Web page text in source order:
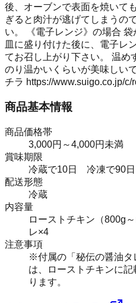
後、オーブンで表面を焼いて
ぎると肉汁が逃げてしまうの
い。 《電子レンジ》の場合
皿に盛り付けた後に、電子レ
てお召し上がり下さい。 温め
のり温かいくらいが美味しい
チラ https://www.suigo.co.jp/c/
商品基本情報
商品価格帯
3,000円～4,000円未満
賞味期限
冷蔵で10日 冷凍で90日
配送形態
冷蔵
内容量
ローストチキン（800g
レ×4
注意事項
※付属の「秘伝の醤油タ
は、ローストチキンに
ります。